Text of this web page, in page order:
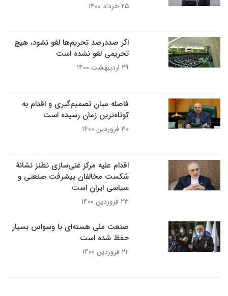
۲۵ خرداد ۱۴۰۰
اگر صددرصد تحریم‌ها لغو نشود، هیچ
تحریمی لغو نشده است
۲۹ اردیبهشت ۱۴۰۰
فاصله میان تصمیم‌گیری و اقدام به
کوتاه‌ترین زمان رسیده است
۳۰ فروردین ۱۴۰۰
اقدام علیه مرکز غنی‌سازی نطنز نشانۀ
شکست مخالفان پیشرفت صنعتی و
سیاسی ایران است
۲۳ فروردین ۱۴۰۰
صنعت ملی هسته‌ای با وسواس بسیار
حفظ شده است
۲۲ فروردین ۱۴۰۰